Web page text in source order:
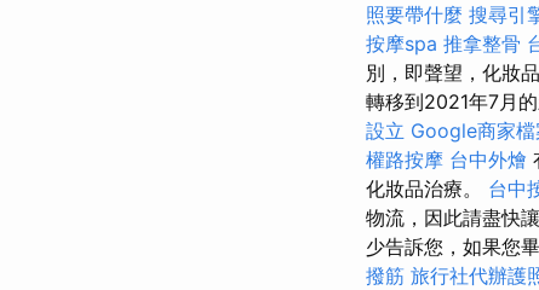
照要帶什麼 搜尋引
按摩spa 推拿整骨
別，即聲望，化妝
轉移到2021年7月
設立 Google商家檔
權路按摩 台中外燴
化妝品治療。 台中
物流，因此請盡快
少告訴您，如果您
撥筋 旅行社代辦護